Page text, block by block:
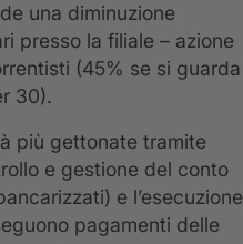
una diminuzione
presso la filiale – azione
(45% se si guarda
30).
più gettonate tramite
e gestione del conto
e l’esecuzione
pagamenti delle